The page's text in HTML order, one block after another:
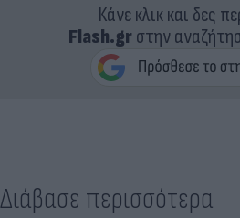
Κάνε κλικ και δες
Flash.grστην
Διάβασε περισσότερα